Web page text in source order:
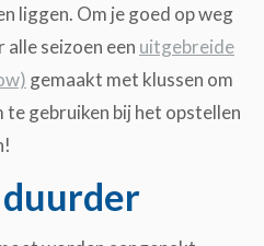
liggen. Om je goed op weg
seizoen een uitgebreide
gemaakt met klussen om
te gebruiken bij het opstellen